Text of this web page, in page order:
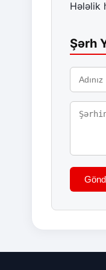
Hələlik
Şərh